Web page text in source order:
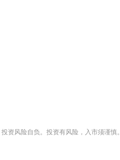
资风险自负。投资有风险，入市须谨慎。